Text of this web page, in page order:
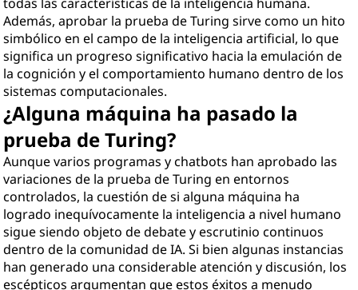
Además, aprobar la prueba de Turing sirve como un hito
simbólico en el campo de la inteligencia artificial, lo que
significa un progreso significativo hacia la emulación de
la cognición y el comportamiento humano dentro de los
sistemas computacionales.
¿Alguna máquina ha pasado la
prueba de Turing?
Aunque varios programas y chatbots han aprobado las
variaciones de la prueba de Turing en entornos
controlados, la cuestión de si alguna máquina ha
logrado inequívocamente la inteligencia a nivel humano
sigue siendo objeto de debate y escrutinio continuos
dentro de la comunidad de IA. Si bien algunas instancias
han generado una considerable atención y discusión, los
escépticos argumentan que estos éxitos a menudo